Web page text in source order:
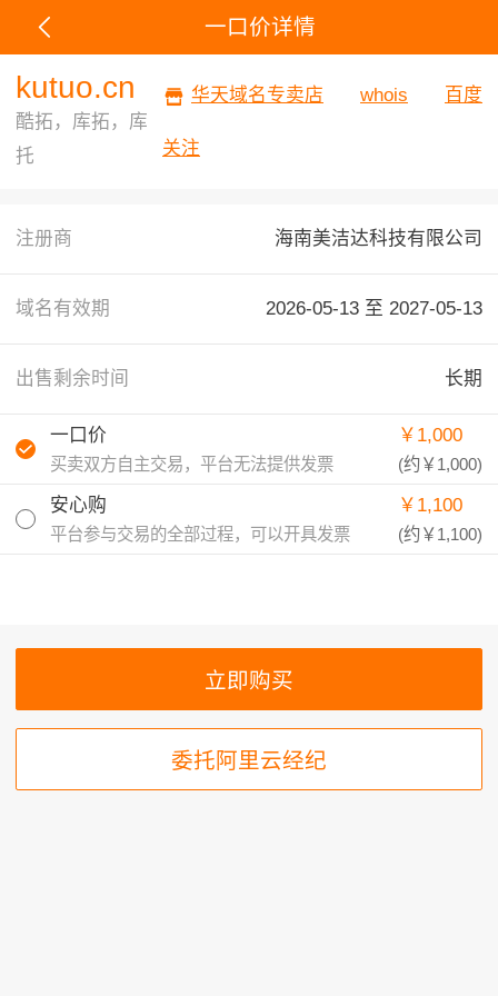
一口价详情
kutuo.cn
酷拓，库拓，库
托
华天域名专卖店 whois 百度
关注
注册商 海南美洁达科技有限公司
域名有效期 2026-05-13 至 2027-05-13
出售剩余时间 长期
一口价
买卖双方自主交易，平台无法提供发票
￥1,000
(约￥1,000)
安心购
平台参与交易的全部过程，可以开具发票
￥1,100
(约￥1,100)
委托阿里云经纪